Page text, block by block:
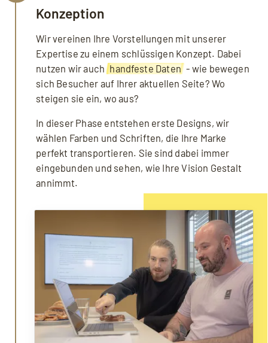
Konzeption
Wir vereinen Ihre Vorstellungen mit unserer
Expertise zu einem schlüssigen Konzept. Dabei
nutzen wir auch handfeste Daten - wie bewegen
sich Besucher auf Ihrer aktuellen Seite? Wo
steigen sie ein, wo aus?
In dieser Phase entstehen erste Designs, wir
wählen Farben und Schriften, die Ihre Marke
perfekt transportieren. Sie sind dabei immer
eingebunden und sehen, wie Ihre Vision Gestalt
annimmt.